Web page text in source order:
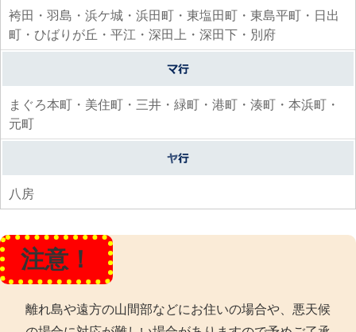
袴田・羽島・浜ケ城・浜田町・東塩田町・東島平町・日出
町・ひばりが丘・平江・深田上・深田下・別府
まぐろ本町・美住町・三井・緑町・港町・湊町・本浜町・
元町
八房
注意！
離れ島や遠方の山間部などにお住いの場合や、悪天候